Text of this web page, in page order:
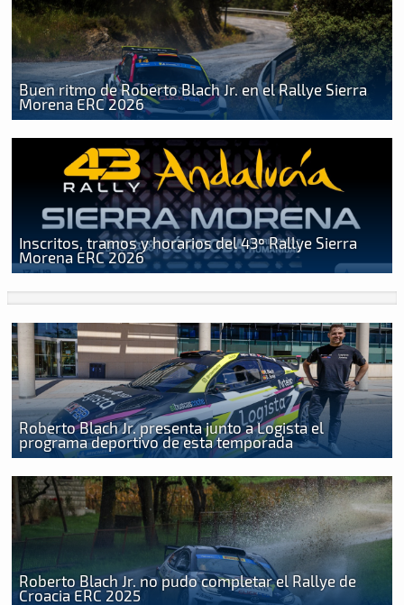
Buen ritmo de Roberto Blach Jr. en el Rallye Sierra
Morena ERC 2026
Inscritos, tramos y horarios del 43º Rallye Sierra
Morena ERC 2026
Roberto Blach Jr. presenta junto a Logista el
programa deportivo de esta temporada
Roberto Blach Jr. no pudo completar el Rallye de
Croacia ERC 2025